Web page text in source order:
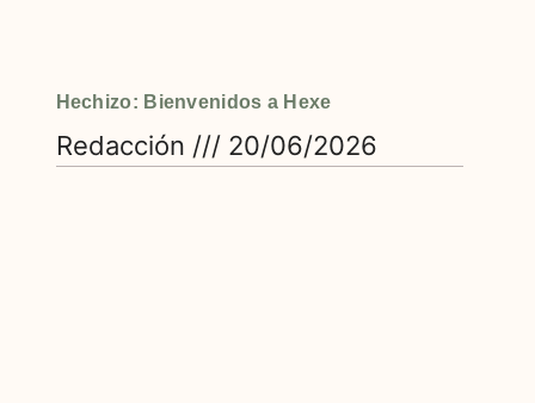
Hechizo: Bienvenidos a Hexe
Redacción 20/06/2026